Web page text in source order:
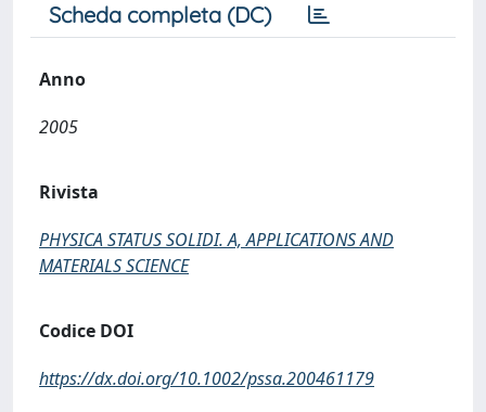
Scheda completa (DC)
Anno
2005
Rivista
PHYSICA STATUS SOLIDI. A, APPLICATIONS AND
MATERIALS SCIENCE
Codice DOI
https://dx.doi.org/10.1002/pssa.200461179